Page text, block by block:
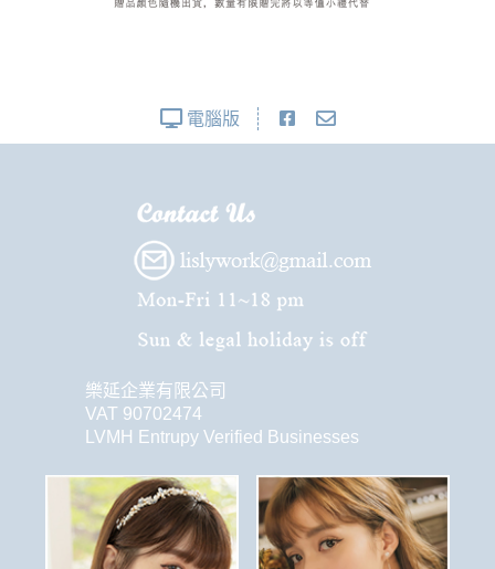
電腦版
樂延企業有限公司
VAT 90702474
LVMH Entrupy Verified Businesses